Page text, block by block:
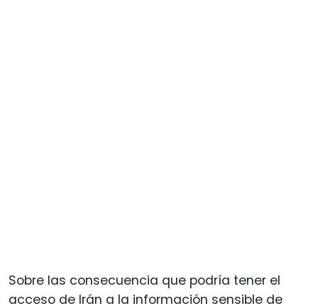
Sobre las consecuencia que podría tener el
acceso de Irán a la información sensible de